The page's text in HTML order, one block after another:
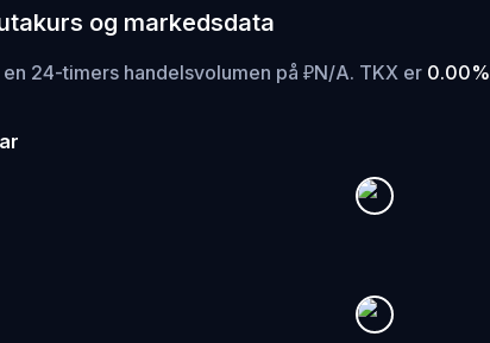
og markedsdata
24-timers handelsvolumen på ₽N/A. TKX er 0.00%